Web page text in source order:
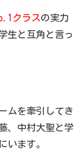
クラスの実力
生と互角と言っ
ムを牽引してき
、中村大聖と学
います。